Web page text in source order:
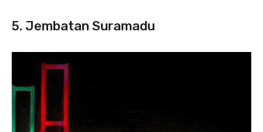
5. Jembatan Suramadu